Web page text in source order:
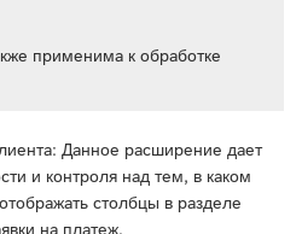
применима к обработке
Данное расширение дает
и контроля над тем, в каком
столбцы в разделе
на платеж.